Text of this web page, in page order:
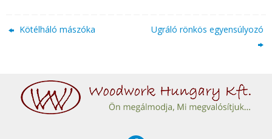
Kötélháló mászóka Ugráló rönkös egyensúlyozó